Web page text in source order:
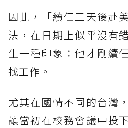
因此，「續任三天後赴
法，在日期上似乎沒有
生一種印象：他才剛續
找工作。
尤其在國情不同的台灣
讓當初在校務會議中投